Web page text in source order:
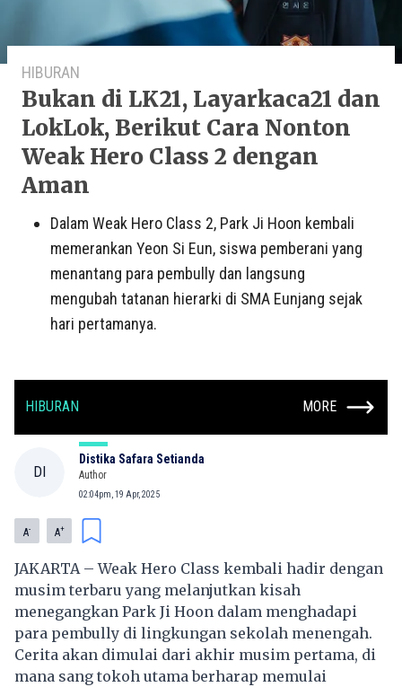
HIBURAN
Bukan di LK21, Layarkaca21 dan
LokLok, Berikut Cara Nonton
Weak Hero Class 2 dengan
Aman
Dalam Weak Hero Class 2, Park Ji Hoon kembali
memerankan Yeon Si Eun, siswa pemberani yang
menantang para pembully dan langsung
mengubah tatanan hierarki di SMA Eunjang sejak
hari pertamanya.
HIBURAN MORE
DI
Distika Safara Setianda
Author
02:04pm, 19 Apr, 2025
A- A+
JAKARTA – Weak Hero Class kembali hadir dengan
musim terbaru yang melanjutkan kisah
menegangkan Park Ji Hoon dalam menghadapi
para pembully di lingkungan sekolah menengah.
Cerita akan dimulai dari akhir musim pertama, di
mana sang tokoh utama berharap memulai